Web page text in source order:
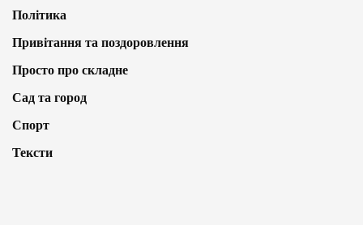
Політика
Привітання та поздоровлення
Просто про складне
Сад та город
Спорт
Тексти